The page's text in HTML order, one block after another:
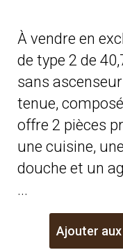
À vendre en
de type 2 de
sans
tenue,
offre 2 pièces
une cuisine,
douche et un
...
Ajouter